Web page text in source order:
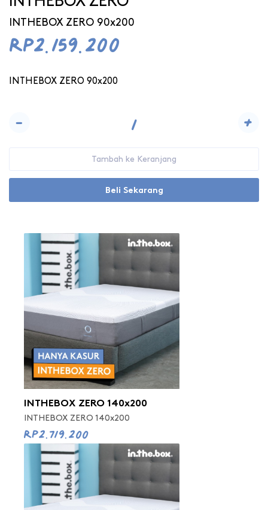
INTHEBOX ZERO 90x200
Rp2.159.200
INTHEBOX ZERO 90x200
- +
Tambah ke Keranjang
Beli Sekarang
INTHEBOX ZERO 140x200
INTHEBOX ZERO 140x200
Rp2.719.200